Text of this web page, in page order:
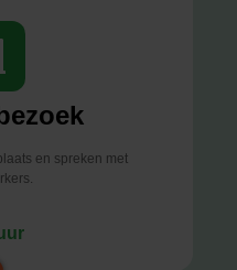
en spreken met